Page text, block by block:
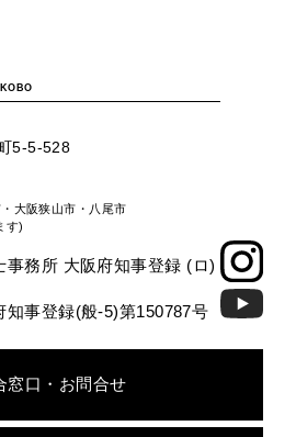
5-5-528
大阪狭山市・八尾市
す)
事務所 大阪府知事登録 (ロ)
知事登録(般-5)第150787号
窓口・お問合せ